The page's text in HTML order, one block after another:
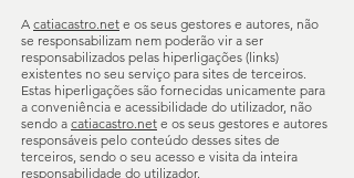
A catiacastro.net e os seus gestores e autores, não
se responsabilizam nem poderão vir a ser
responsabilizados pelas hiperligações (links)
existentes no seu serviço para sites de terceiros.
Estas hiperligações são fornecidas unicamente para
a conveniência e acessibilidade do utilizador, não
sendo a catiacastro.net e os seus gestores e autores
responsáveis pelo conteúdo desses sites de
terceiros, sendo o seu acesso e visita da inteira
responsabilidade do utilizador.